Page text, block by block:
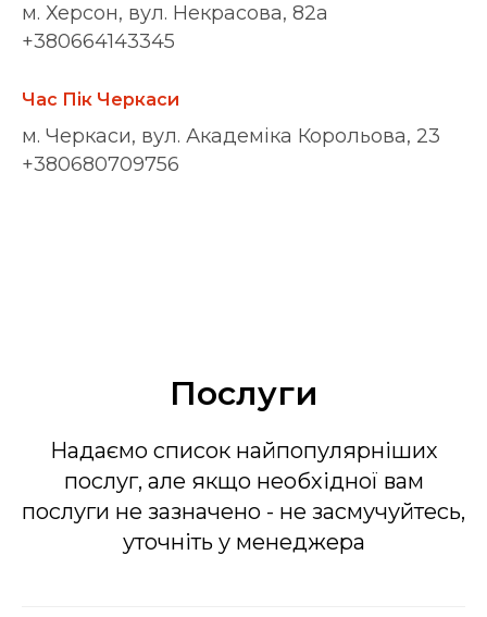
м. Херсон, вул. Некрасова, 82а
+380664143345
Час Пік Черкаси
м. Черкаси, вул. Академіка Корольова, 23
+380680709756
Послуги
Надаємо список найпопулярніших
послуг, але якщо необхідної вам
послуги не зазначено - не засмучуйтесь,
уточніть у менеджера